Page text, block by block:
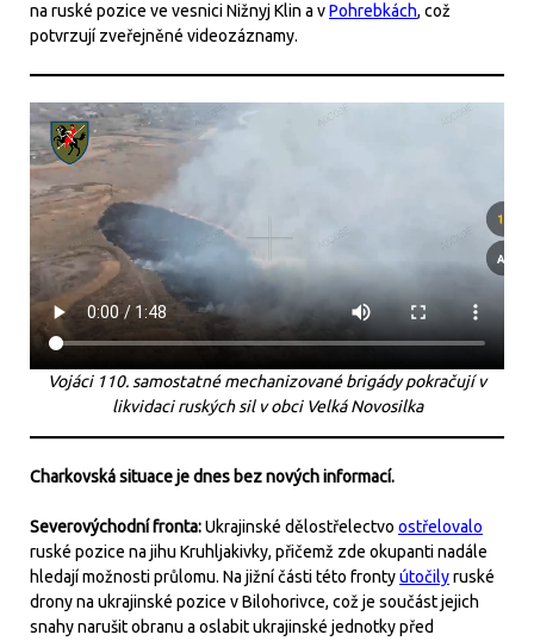
na ruské pozice ve vesnici Nižnyj Klin a vPohrebkách, což
potvrzují zveřejněné videozáznamy.
Vojáci 110. samostatné mechanizované brigády pokračují v
likvidaci ruských sil v obci Velká Novosilka
Charkovská situace je dnes bez nových informací.
Severovýchodní fronta:Ukrajinské dělostřelectvo ostřelovalo
ruské pozice na jihu Kruhljakivky, přičemž zde okupanti nadále
hledají možnosti průlomu. Na jižní části této frontyútočilyruské
drony na ukrajinské pozice v Bilohorivce, což je součást jejich
snahy narušit obranu a oslabit ukrajinské jednotky před